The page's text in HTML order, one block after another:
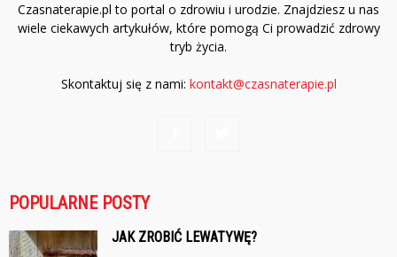
Czasnaterapie.pl to portal o zdrowiu i urodzie. Znajdziesz u nas
wiele ciekawych artykułów, które pomogą Ci prowadzić zdrowy
tryb życia.
Skontaktuj się z nami: kontakt@czasnaterapie.pl
POPULARNE POSTY
JAK ZROBIĆ LEWATYWĘ?